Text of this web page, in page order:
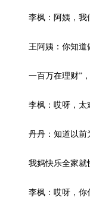
李枫：阿姨，我
王阿姨：你知道
一百万在理财”
李枫：哎呀，太
丹丹：知道以前
我妈快乐全家就
李枫：哎呀，你